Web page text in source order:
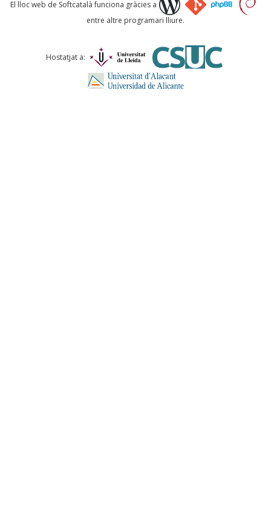
Comentari *
El lloc web de Softcatalà funciona gràcies a
entre altre programari lliure.
Hostatjat a: